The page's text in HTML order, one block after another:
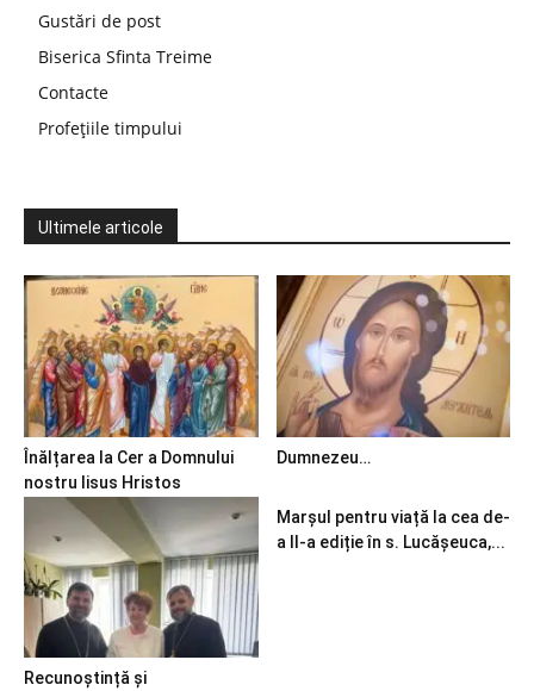
Gustări de post
Biserica Sfinta Treime
Contacte
Profețiile timpului
Ultimele articole
Înălțarea la Cer a Domnului
nostru Iisus Hristos
Dumnezeu…
Recunoștință și
Marșul pentru viață la cea de-
a II-a ediție în s. Lucășeuca,...